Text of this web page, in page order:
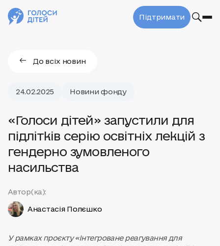
Підтримати
До всіх новин
24.02.2025 Новини фонду
«Голоси дітей» запустили для
підлітків серію освітніх лекцій з
гендерно зумовленого
насильства
Автор(ка):
Анастасія Полєшко
У рамках проєкту «Інтегроване реагування для